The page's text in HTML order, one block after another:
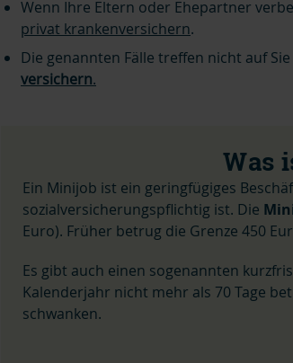
Wenn Ihre Eltern oder Ehepartner
privat krankenversichern.
Die genannten Fälle treffen nicht auf
versichern.
Was
Ein Minijob ist ein geringfügiges
sozialversicherungspflichtig ist. Die
Euro). Früher betrug die Grenze 450
Es gibt auch einen sogenannten
Kalenderjahr nicht mehr als 70 Tage
schwanken.